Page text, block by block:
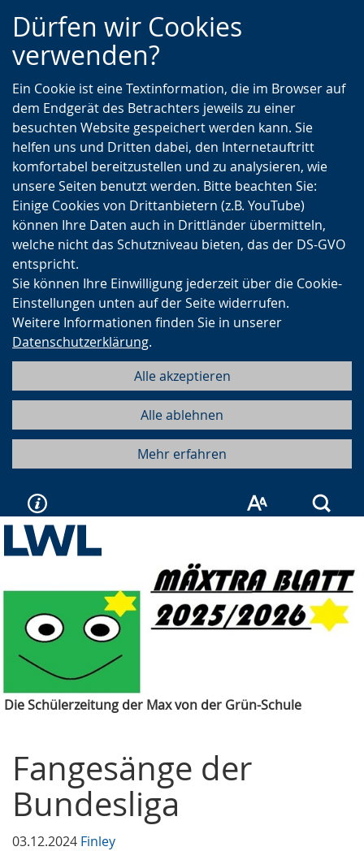
Zur
Hauptnavigation
Zur
Seitennavigation
Zum
Inhalt
Dürfen wir Cookies
verwenden?
Ein Cookie ist eine Textinformation, die im Browser auf
dem Endgerät des Betrachters jeweils zu einer
besuchten Website gespeichert werden kann. Sie
helfen uns und Dritten dabei, den Internetauftritt
komfortabel bereitzustellen und zu analysieren, wie
unsere Seiten benutzt werden. Bitte beachten Sie:
Einige Cookies von Drittanbietern (z.B. YouTube)
können Ihre Daten auch in Drittländer übermitteln,
welche nicht das Schutzniveau bieten, das der DS-GVO
entspricht.
Sie können Ihre Einwilligung jederzeit über die Cookie-
Einstellungen unten auf der Seite widerrufen.
Weitere Informationen finden Sie in unserer
Datenschutzerklärung.
Alle akzeptieren
Alle ablehnen
Mehr erfahren
Die Schülerzeitung der Max von der Grün-Schule
Fangesänge der
Bundesliga
03.12.2024 Finley